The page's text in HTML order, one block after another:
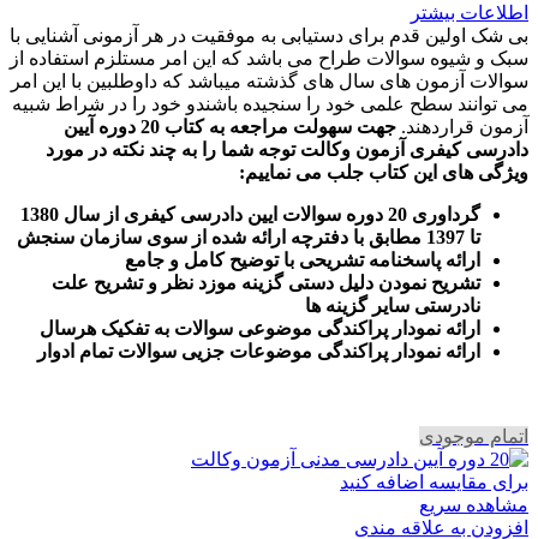
اطلاعات بیشتر
بی شک اولین قدم برای دستیابی به موفقیت در هر آزمونی آشنایی با
سبک و شیوه سوالات طراح می باشد که این امر مستلزم استفاده از
سوالات آزمون های سال های گذشته میباشد که داوطلبین با این امر
می توانند سطح علمی خود را سنجیده باشندو خود را در شراط شبیه
آزمون قراردهند.
جهت سهولت مراجعه به کتاب 20 دوره آیین
دادرسی کیفری آزمون وکالت توجه شما را به چند نکته در مورد
ویژگی های این کتاب جلب می نماییم:
گرداوری 20 دوره سوالات ایین دادرسی کیفری از سال 1380
تا 1397 مطابق با دفترچه ارائه شده از سوی سازمان سنجش
ارائه پاسخنامه تشریحی با توضیح کامل و جامع
تشریح نمودن دلیل دستی گزینه موزد نظر و تشریح علت
نادرستی سایر گزینه ها
ارائه نمودار پراکندگی موضوعی سوالات به تفکیک هرسال
رائه نمودار پراکندگی موضوعات جزیی سوالات تمام ادوار
اتمام موجودی
برای مقایسه اضافه کنید
مشاهده سریع
افزودن به علاقه مندی